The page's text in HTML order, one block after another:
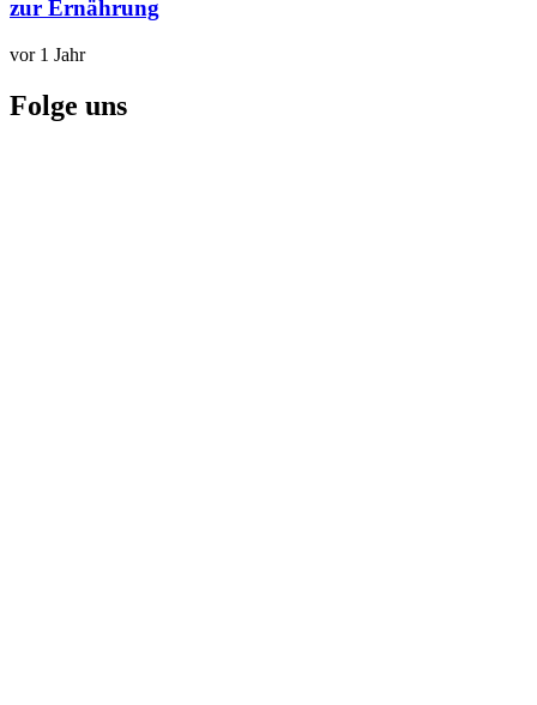
zur Ernährung
vor 1 Jahr
Folge uns